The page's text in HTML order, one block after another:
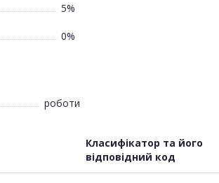
5%
0%
роботи
Класифікатор та його
відповідний код